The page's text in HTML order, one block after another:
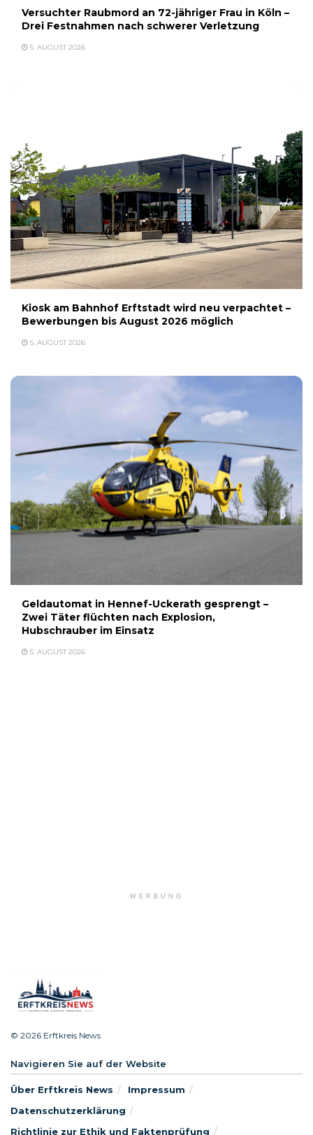
Versuchter Raubmord an 72-jähriger Frau in Köln –
Drei Festnahmen nach schwerer Verletzung
5. AUGUST 2026
Kiosk am Bahnhof Erftstadt wird neu verpachtet –
Bewerbungen bis August 2026 möglich
5. AUGUST 2026
Geldautomat in Hennef-Uckerath gesprengt –
Zwei Täter flüchten nach Explosion,
Hubschrauber im Einsatz
5. AUGUST 2026
WERBUNG
© 2026 Erftkreis News
Navigieren Sie auf der Website
Über Erftkreis News
Impressum
Datenschutzerklärung
Richtlinie zur Ethik und Faktenprüfung